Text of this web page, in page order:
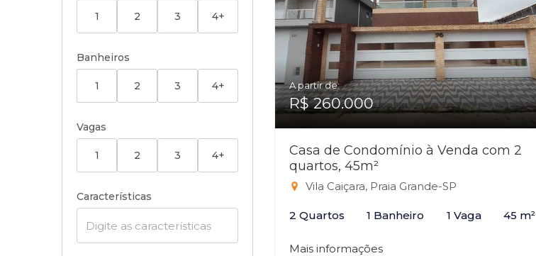
1 2 3 4+
Banheiros
1 2 3 4+
Vagas
1 2 3 4+
Características
A partir de:
R$ 260.000
Casa de Condomínio à Venda com 2
quartos, 45m²
Vila Caiçara, Praia Grande-SP
2 Quartos 1 Banheiro 1 Vaga 45 m²
Mais informações